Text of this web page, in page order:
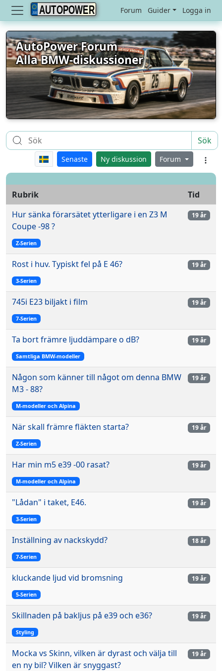
AUTOPOWER Forum Guider Logga in
AutoPower Forum
Alla BMW-diskussioner
Sök
Senaste Ny diskussion Forum
Rubrik
Tid
Hur sänka förarsätet ytterligare i en Z3 M
Coupe -98 ?
Z-Serien
19 år
Rost i huv. Typiskt fel på E 46?
3-Serien
19 år
745i E23 biljakt i film
7-Serien
19 år
Ta bort främre ljuddämpare o dB?
Samtliga BMW-modeller
19 år
Någon som känner till något om denna BMW
M3 - 88?
M-modeller och Alpina
19 år
När skall främre fläkten starta?
Z-Serien
19 år
Har min m5 e39 -00 rasat?
M-modeller och Alpina
19 år
"Lådan" i taket, E46.
3-Serien
19 år
Inställning av nackskydd?
7-Serien
18 år
kluckande ljud vid bromsning
5-Serien
19 år
Skillnaden på bakljus på e39 och e36?
Styling
19 år
Mocka vs Skinn, vilken är dyrast och välja till
en ny bil? Vilken är snyggast?
19 år